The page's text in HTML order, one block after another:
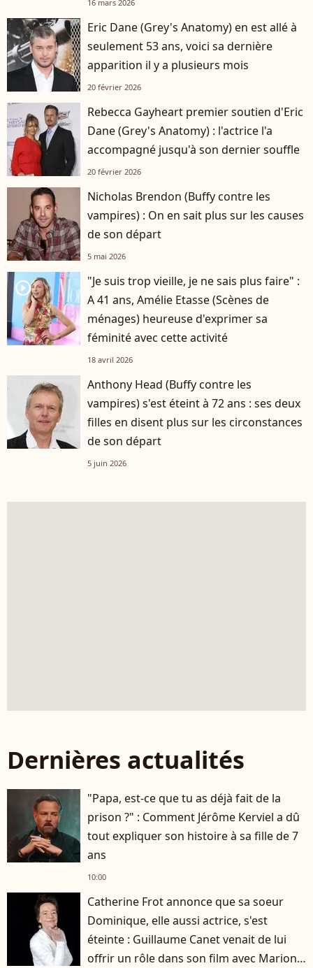
16 mars 2026
Eric Dane (Grey's Anatomy) en est allé à
seulement 53 ans, voici sa dernière
apparition il y a plusieurs mois
20 février 2026
Rebecca Gayheart premier soutien d'Eric
Dane (Grey's Anatomy) : l'actrice l'a
accompagné jusqu'à son dernier souffle
20 février 2026
Nicholas Brendon (Buffy contre les
vampires) : On en sait plus sur les causes
de son départ
5 mai 2026
player2
"Je suis trop vieille, je ne sais plus faire" :
A 41 ans, Amélie Etasse (Scènes de
ménages) heureuse d'exprimer sa
féminité avec cette activité
18 avril 2026
Anthony Head (Buffy contre les
vampires) s'est éteint à 72 ans : ses deux
filles en disent plus sur les circonstances
de son départ
5 juin 2026
Dernières actualités
"Papa, est-ce que tu as déjà fait de la
prison ?" : Comment Jérôme Kerviel a dû
tout expliquer son histoire à sa fille de 7
ans
10:00
Catherine Frot annonce que sa soeur
Dominique, elle aussi actrice, s'est
éteinte : Guillaume Canet venait de lui
offrir un rôle dans son film avec Marion